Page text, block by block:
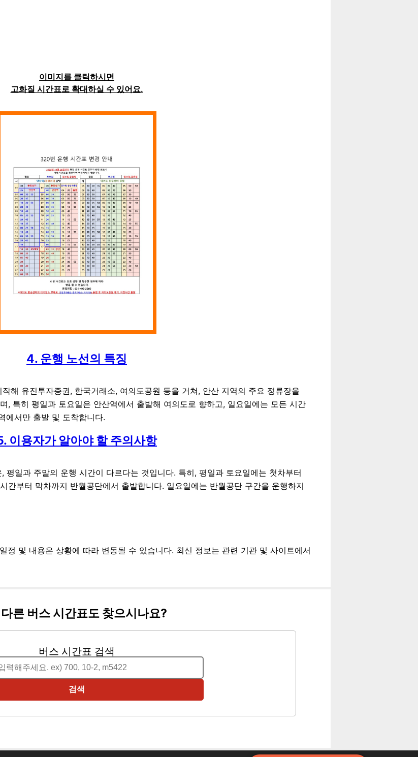
이미지를 클릭하시면
고화질 시간표로 확대하실 수 있어요.
4. 운행 노선의 특징
해 유진투자증권, 한국거래소, 여의도공원 등을 거쳐, 안산 지역의 주요 정류장을
, 특히 평일과 토요일은 안산역에서 출발해 여의도로 향하고, 일요일에는 모든 시간
에서만 출발 및 도착합니다.
이용자가 알아야 할 주의사항
일과 주말의 운행 시간이 다르다는 것입니다. 특히, 평일과 토요일에는 첫차부터
간부터 막차까지 반월공단에서 출발합니다. 일요일에는 반월공단 구간을 운행하지
및 내용은 상황에 따라 변동될 수 있습니다. 최신 정보는 관련 기관 및 사이트에서
른 버스 시간표도 찾으시나요?
버스 시간표 검색
검색